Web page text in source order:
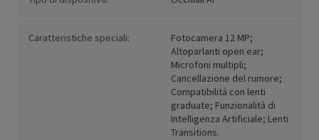
Caratteristiche speciali:
Fotocamera 12 MP;
Altoparlanti open ear;
Microfoni multipli;
Cancellazione del rumore;
Compatibilità con lenti
graduate; Funzionalità di
Intelligenza Artificiale; Lenti
Transitions.